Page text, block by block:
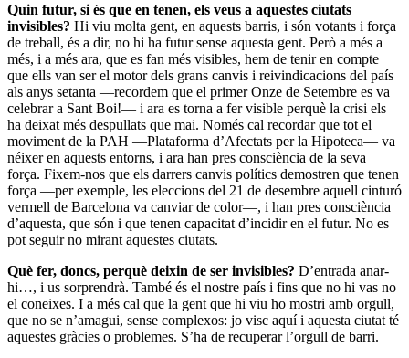
Quin futur, si és que en tenen, els veus a aquestes ciutats
invisibles? Hi viu molta gent, en aquests barris, i són votants i força
de treball, és a dir, no hi ha futur sense aquesta gent. Però a més a
més, i a més ara, que es fan més visibles, hem de tenir en compte
que ells van ser el motor dels grans canvis i reivindicacions del país
als anys setanta —recordem que el primer Onze de Setembre es va
celebrar a Sant Boi!— i ara es torna a fer visible perquè la crisi els
ha deixat més despullats que mai. Només cal recordar que tot el
moviment de la PAH —Plataforma d’Afectats per la Hipoteca— va
néixer en aquests entorns, i ara han pres consciència de la seva
força. Fixem-nos que els darrers canvis polítics demostren que tenen
força —per exemple, les eleccions del 21 de desembre aquell cinturó
vermell de Barcelona va canviar de color—, i han pres consciència
d’aquesta, que són i que tenen capacitat d’incidir en el futur. No es
pot seguir no mirant aquestes ciutats.
Què fer, doncs, perquè deixin de ser invisibles? D’entrada anar-
hi…, i us sorprendrà. També és el nostre país i fins que no hi vas no
el coneixes. I a més cal que la gent que hi viu ho mostri amb orgull,
que no se n’amagui, sense complexos: jo visc aquí i aquesta ciutat té
aquestes gràcies o problemes. S’ha de recuperar l’orgull de barri.